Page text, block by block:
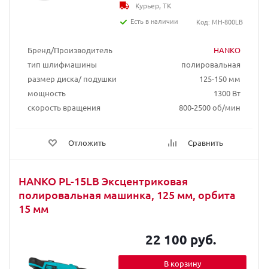
Бренд/Производитель
HANKO
тип шлифмашины
полировальная
размер диска/ подушки
125-150 мм
мощность
1300 Вт
скорость вращения
800-2500 об/мин
Отложить Сравнить
Курьер, ТК
Есть в наличии
Код: MH-800LB
HANKO PL-15LB Эксцентриковая
полировальная машинка, 125 мм, орбита
15 мм
22 100 руб.
В корзину